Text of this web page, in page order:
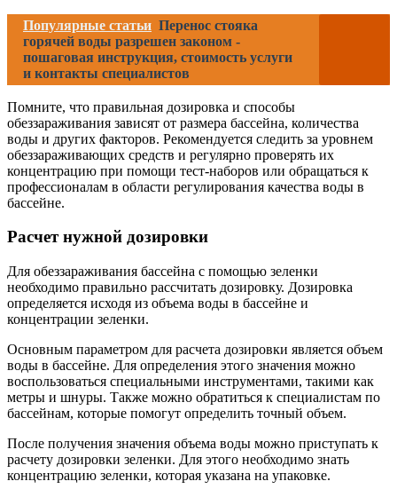
Популярные статьи Перенос стояка
горячей воды разрешен законом -
пошаговая инструкция, стоимость услуги
и контакты специалистов
Помните, что правильная дозировка и способы
обеззараживания зависят от размера бассейна, количества
воды и других факторов. Рекомендуется следить за уровнем
обеззараживающих средств и регулярно проверять их
концентрацию при помощи тест-наборов или обращаться к
профессионалам в области регулирования качества воды в
бассейне.
Расчет нужной дозировки
Для обеззараживания бассейна с помощью зеленки
необходимо правильно рассчитать дозировку. Дозировка
определяется исходя из объема воды в бассейне и
концентрации зеленки.
Основным параметром для расчета дозировки является объем
воды в бассейне. Для определения этого значения можно
воспользоваться специальными инструментами, такими как
метры и шнуры. Также можно обратиться к специалистам по
бассейнам, которые помогут определить точный объем.
После получения значения объема воды можно приступать к
расчету дозировки зеленки. Для этого необходимо знать
концентрацию зеленки, которая указана на упаковке.